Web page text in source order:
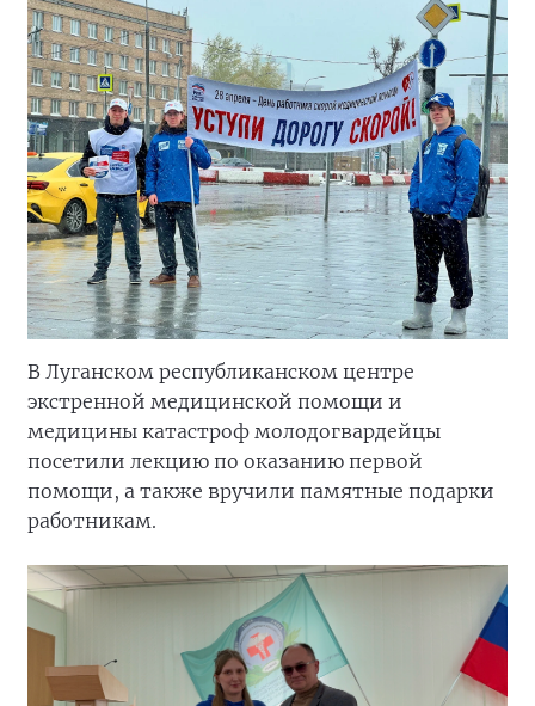
В Луганском республиканском центре
экстренной медицинской помощи и
медицины катастроф молодогвардейцы
посетили лекцию по оказанию первой
помощи, а также вручили памятные подарки
работникам.